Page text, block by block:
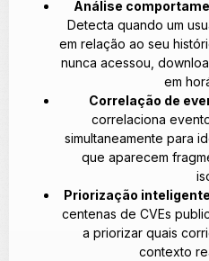
Análise
Detecta quando um
em relação ao seu
nunca acessou,
em
Correlação de
correlaciona
simultaneamente para
que aparecem
Priorização
centenas de CVEs
a priorizar quais
contexto